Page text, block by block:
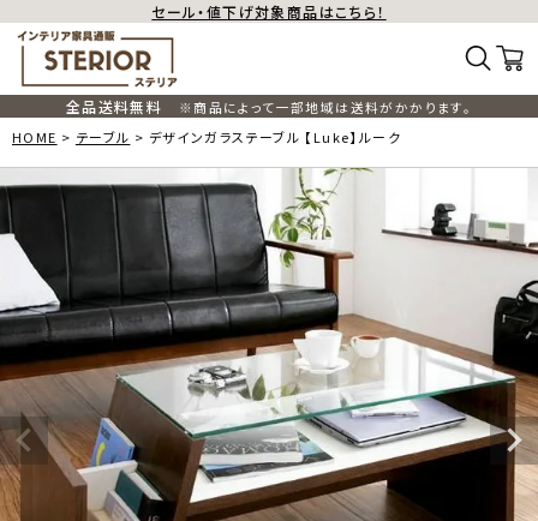
セール・値下げ対象商品はこちら！
全品送料無料
※商品によって一部地域は送料がかかります。
HOME
テーブル デザインガラステーブル 【Luke】ルーク